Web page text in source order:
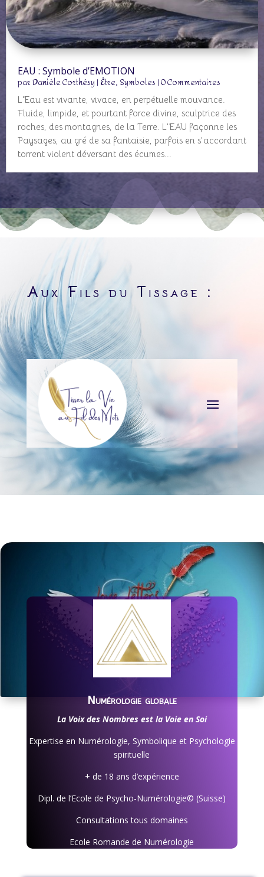
EAU : Symbole d’EMOTION
parDanièle Corthésy|Être,Symboles| 0 Commentaires
L'Eau est vivante, vivace, en perpétuelle mouvance.
Fluide, limpide, et pourtant force divine, sculptrice des
roches, des montagnes, de la Terre. L’EAU façonne les
Paysages, au gré de sa fantaisie, parfois en s’accordant
torrent violent déversant des écumes...
Aux Fils du Tissage :
Numérologie globale
La Voix des Nombres est la Voie en Soi
Expertise en Numérologie, Symbolique et Psychologie
spirituelle
+ de 18 ans d’expérience
Dipl. de l’Ecole de Psycho-Numérologie© (Suisse)
Consultations tous domaines
Ecole Romande de Numérologie